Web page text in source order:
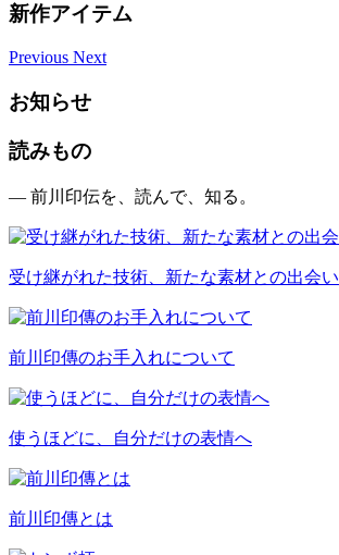
新作アイテム
Previous Next
お知らせ
読みもの
— 前川印伝を、読んで、知る。
受け継がれた技術、新たな素材との出会い
前川印傳のお手入れについて
使うほどに、自分だけの表情へ
前川印傳とは